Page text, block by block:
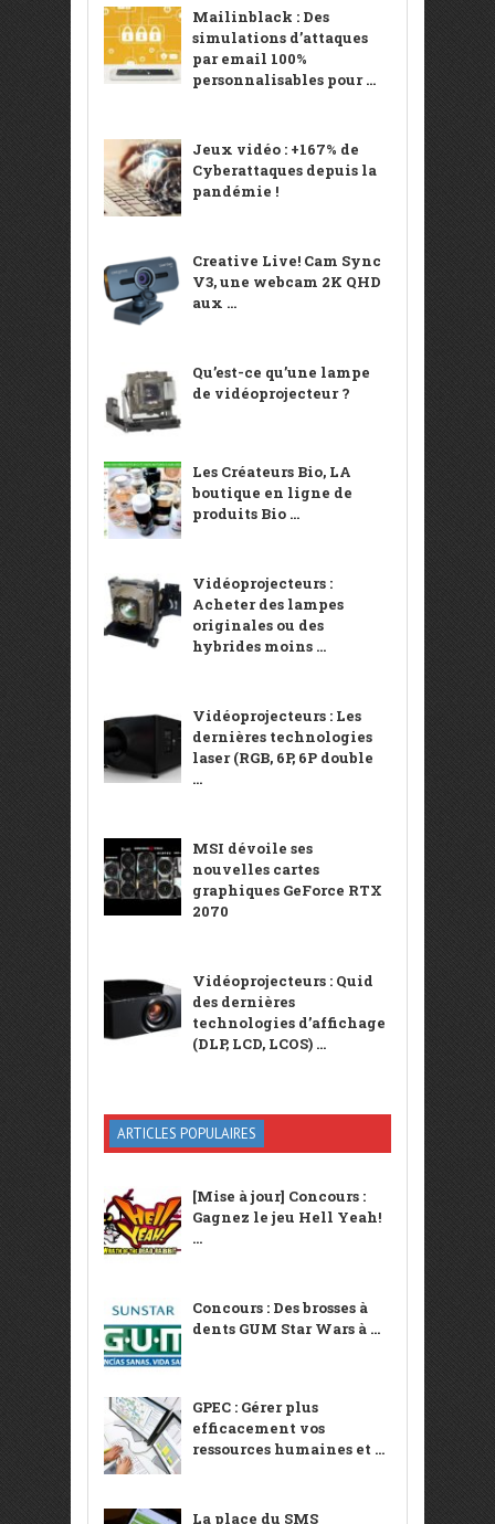
Mailinblack : Des
simulations d’attaques
par email 100%
personnalisables pour ...
Jeux vidéo : +167% de
Cyberattaques depuis la
pandémie !
Creative Live! Cam Sync
V3, une webcam 2K QHD
aux ...
Qu’est-ce qu’une lampe
de vidéoprojecteur ?
Les Créateurs Bio, LA
boutique en ligne de
produits Bio ...
Vidéoprojecteurs :
Acheter des lampes
originales ou des
hybrides moins ...
Vidéoprojecteurs : Les
dernières technologies
laser (RGB, 6P, 6P double
...
MSI dévoile ses
nouvelles cartes
graphiques GeForce RTX
2070
Vidéoprojecteurs : Quid
des dernières
technologies d’affichage
(DLP, LCD, LCOS) ...
ARTICLES POPULAIRES
[Mise à jour] Concours :
Gagnez le jeu Hell Yeah!
...
Concours : Des brosses à
dents GUM Star Wars à ...
GPEC : Gérer plus
efficacement vos
ressources humaines et ...
La place du SMS